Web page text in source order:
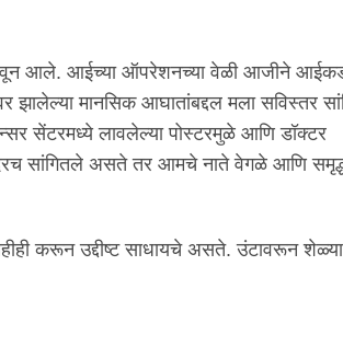
आले. आईच्या ऑपरेशनच्या वेळी आजीने
झालेल्या मानसिक आघातांबद्दल मला सविस्तर
सेंटरमध्ये लावलेल्या पोस्टरमुळे आणि डॉक्टर
सांगितले असते तर आमचे नाते वेगळे आणि
करून उद्दीष्ट साधायचे असते. उंटावरून शेळ्या